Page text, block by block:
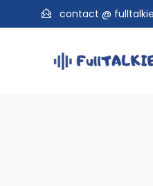
contact @